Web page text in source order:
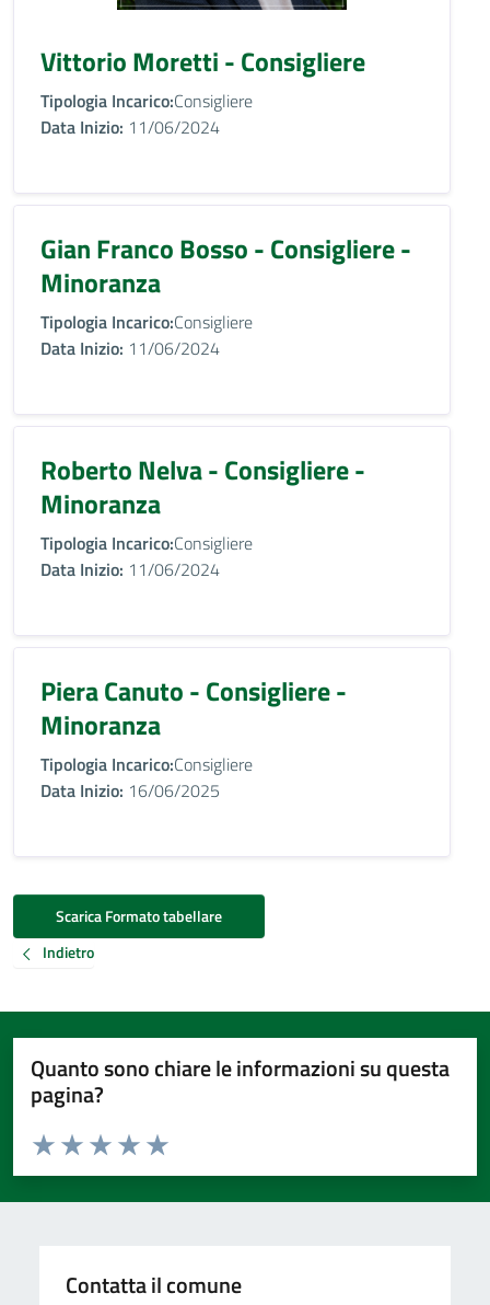
Vittorio Moretti - Consigliere
Tipologia Incarico:Consigliere
Data Inizio: 11/06/2024
Gian Franco Bosso - Consigliere -
Minoranza
Tipologia Incarico:Consigliere
Data Inizio: 11/06/2024
Roberto Nelva - Consigliere -
Minoranza
Tipologia Incarico:Consigliere
Data Inizio: 11/06/2024
Piera Canuto - Consigliere -
Minoranza
Tipologia Incarico:Consigliere
Data Inizio: 16/06/2025
Scarica Formato tabellare
Indietro
Quanto sono chiare le informazioni su questa
pagina?
Valuta da 1 a 5 stelle la pagina
Valuta 5 stelle su 5
Valuta 4 stelle su 5
Valuta 3 stelle su 5
Valuta 2 stelle su 5
Valuta 1 stelle su 5
Contatta il comune